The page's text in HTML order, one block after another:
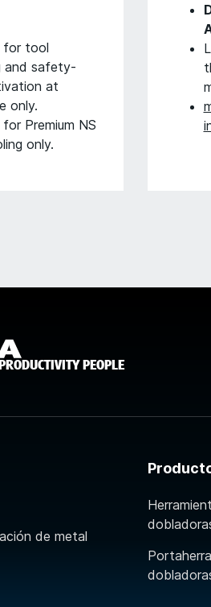
for tool
and safety-
at
only.
Premium NS
only.
PEOPLE
de metal